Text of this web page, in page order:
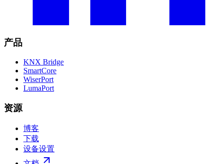
产品
KNX Bridge
SmartCore
WiserPort
LumaPort
资源
博客
下载
设备设置